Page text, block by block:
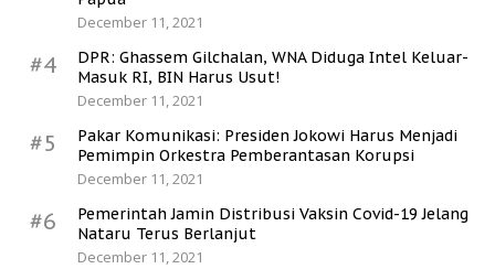
December 11, 2021
#4
DPR: Ghassem Gilchalan, WNA Diduga Intel Keluar-
Masuk RI, BIN Harus Usut!
December 11, 2021
#5
Pakar Komunikasi: Presiden Jokowi Harus Menjadi
Pemimpin Orkestra Pemberantasan Korupsi
December 11, 2021
#6
Pemerintah Jamin Distribusi Vaksin Covid-19 Jelang
Nataru Terus Berlanjut
December 11, 2021